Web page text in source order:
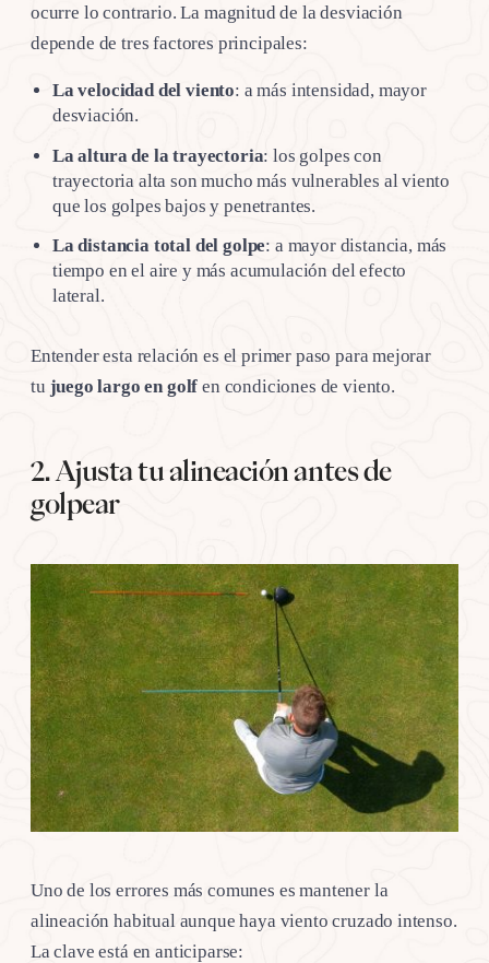
ocurre lo contrario. La magnitud de la desviación
depende de tres factores principales:
La velocidad del viento: a más intensidad, mayor
desviación.
La altura de la trayectoria: los golpes con
trayectoria alta son mucho más vulnerables al viento
que los golpes bajos y penetrantes.
La distancia total del golpe: a mayor distancia, más
tiempo en el aire y más acumulación del efecto
lateral.
Entender esta relación es el primer paso para mejorar
tu juego largo en golf en condiciones de viento.
2. Ajusta tu alineación antes de
golpear
Uno de los errores más comunes es mantener la
alineación habitual aunque haya viento cruzado intenso.
La clave está en anticiparse: